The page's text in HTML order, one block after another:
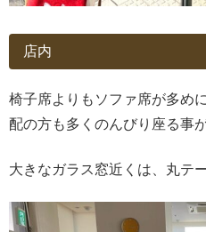
店内
椅子席よりもソファ席が多め
配の方も多くのんびり座る事
大きなガラス窓近くは、丸テ